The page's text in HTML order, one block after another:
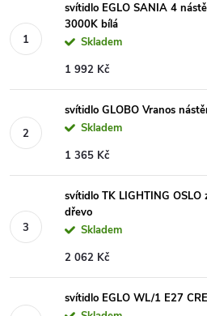
svítidlo EGLO SANIA 4
3000K bílá
Skladem
1 992 Kč
svítidlo GLOBO Vranos
Skladem
1 365 Kč
svítidlo TK LIGHTING
dřevo
Skladem
2 062 Kč
svítidlo EGLO WL/1 E27